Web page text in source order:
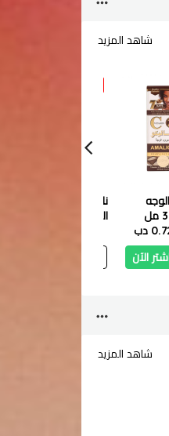
شاهد المزيد
دب
الآن
ناو زيت إكليل الجبل
شاهد المزيد